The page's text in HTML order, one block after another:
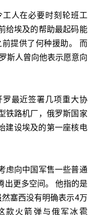
人在必要时刻轮班工
给埃及的帮助最起码能
提供了何种援助。 而
斯人曾向他表示愿意向
罗最近签署几项重大协
铁路机厂，俄罗斯国家
建设埃及的第一座核电
虑向中国军售一些普通
出更多空间。 他指的是
塞西没有明确表示4万
款火箭弹与俄军冰雹